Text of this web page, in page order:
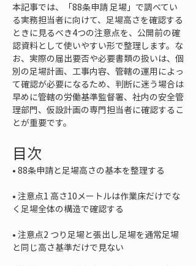
本記事では、「88条申請 足場」で調べてい
る実務担当者に向けて、足場高さを確認する
ときに見るべき4つの注意点を、公開前の確
認資料として使いやすい形で整理します。な
お、実際の届出要否や必要書類の扱いは、個
別の足場計画、工事内容、管轄の運用によっ
て確認が必要になるため、判断に迷う場合は
早めに管轄の労働基準監督署、社内の安全管
理部門、仮設計画の専門担当者に確認するこ
とが重要です。
目次
•
• 注意点1 高さ10メートルは作業床だけでな
• 注意点2 つり足場と張出し足場を通常足場